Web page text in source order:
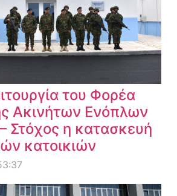
του Φορέα
Ακινήτων Ενόπλων
Στόχος η κατασκευή
κατοικιών